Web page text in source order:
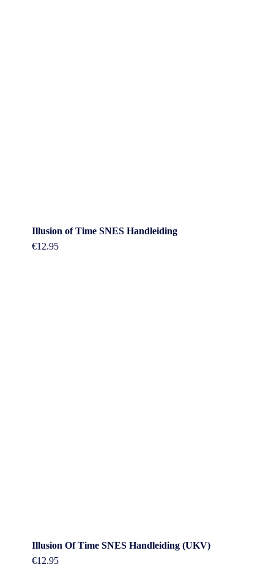
Illusion of Time SNES Handleiding
€12.95
Illusion Of Time SNES Handleiding (UKV)
€12.95